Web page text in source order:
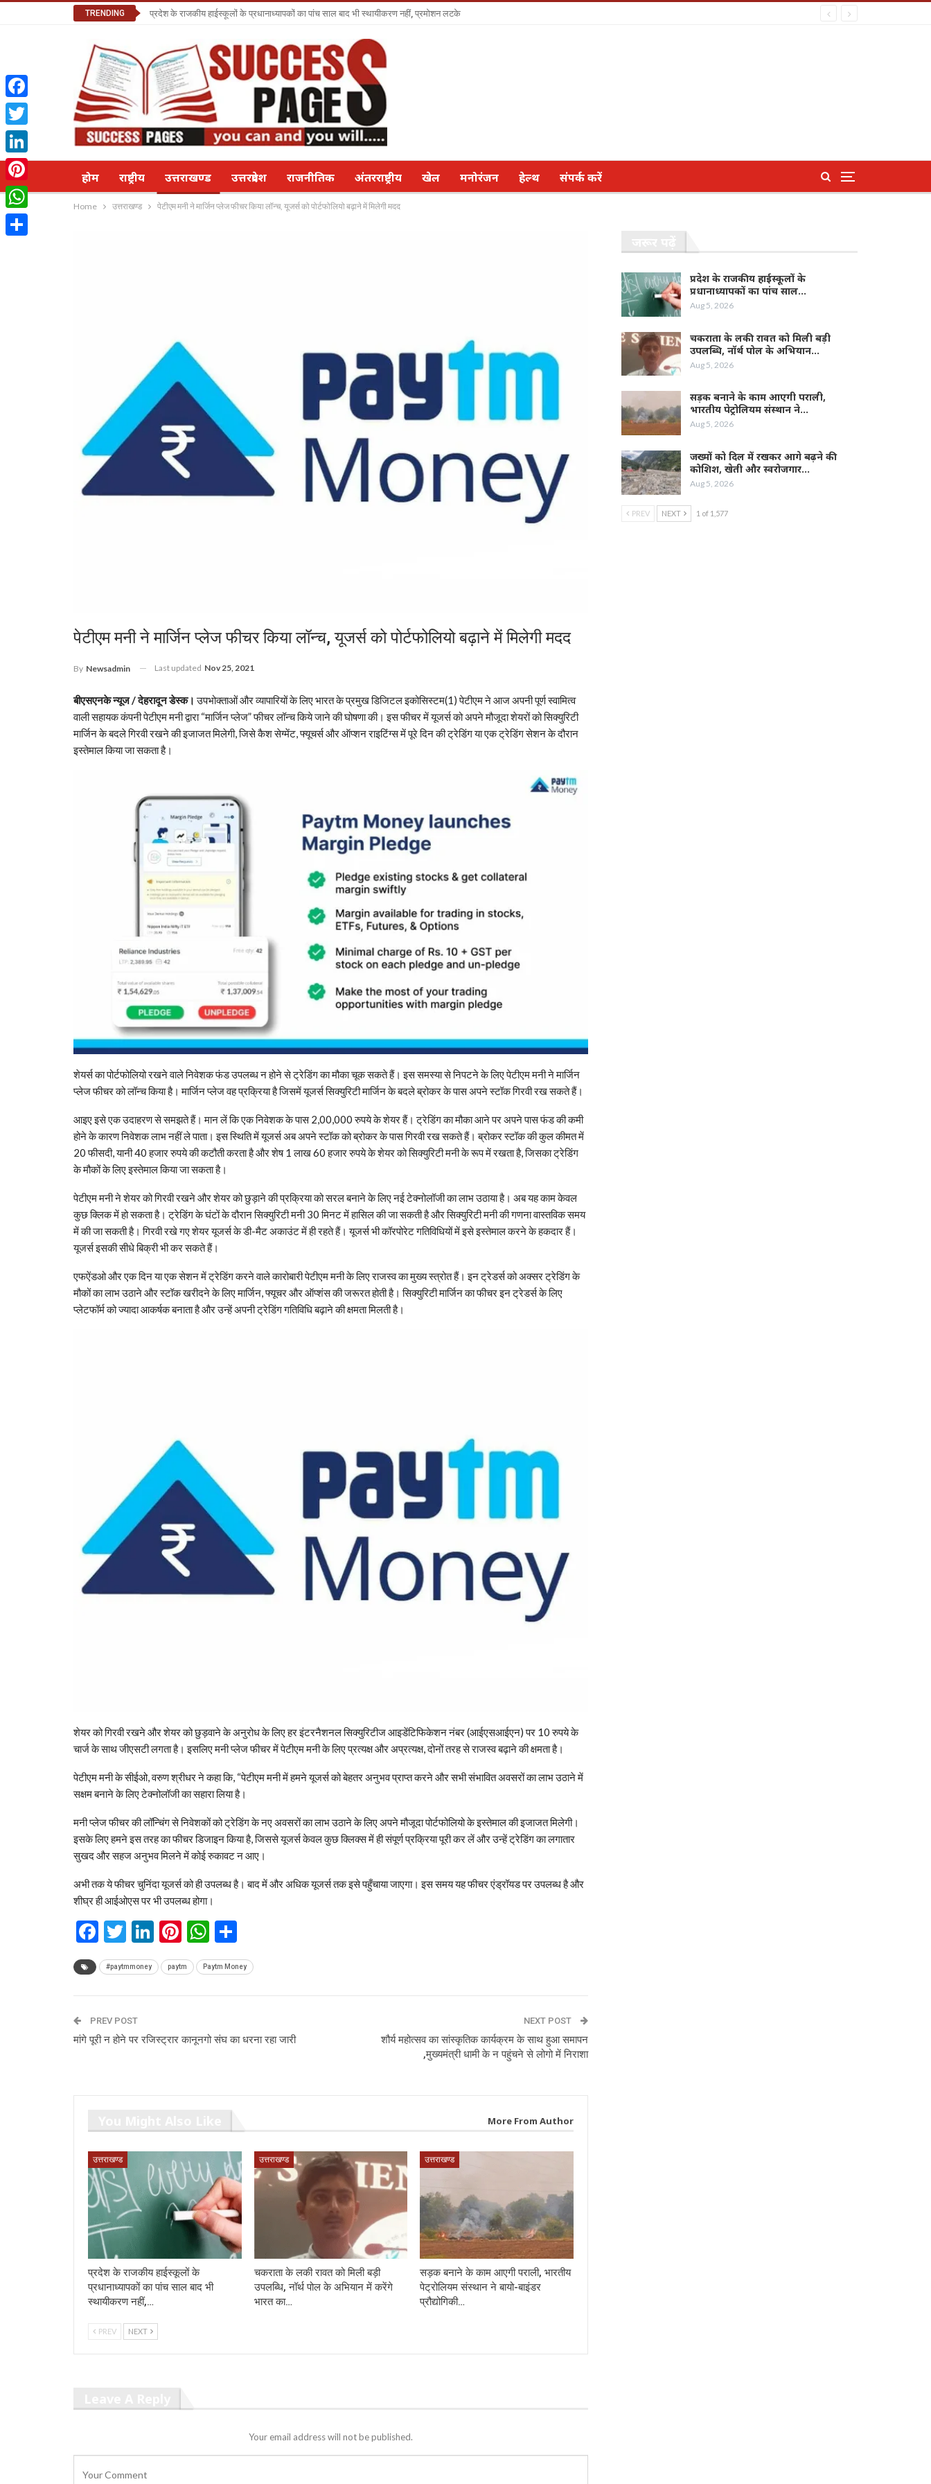
TRENDING प्रदेश के राजकीय हाईस्कूलों के प्रधानाध्यापकों का पांच साल बाद भी स्थायीकरण नहीं, प्रमोशन लटके
होम राष्ट्रीय उत्तराखण्ड उत्तरप्रदेश राजनीतिक अंतरराष्ट्रीय खेल मनोरंजन हेल्थ संपर्क करें
Home उत्तराखण्ड पेटीएम मनी ने मार्जिन प्लेज फीचर किया लॉन्च, यूजर्स को पोर्टफोलियो बढ़ाने में मिलेगी मदद
पेटीएम मनी ने मार्जिन प्लेज फीचर किया लॉन्च, यूजर्स को पोर्टफोलियो बढ़ाने में मिलेगी मदद
By Newsadmin Last updated Nov 25, 2021
बीएसएनके न्यूज / देहरादून डेस्क। उपभोक्ताओं और व्यापारियों के लिए भारत के प्रमुख डिजिटल इकोसिस्टम(1) पेटीएम ने आज अपनी पूर्ण स्वामित्व
वाली सहायक कंपनी पेटीएम मनी द्वारा “मार्जिन प्लेज” फीचर लॉन्च किये जाने की घोषणा की। इस फीचर में यूजर्स को अपने मौजूदा शेयरों को सिक्युरिटी
मार्जिन के बदले गिरवी रखने की इजाजत मिलेगी, जिसे कैश सेग्मेंट, फ्यूचर्स और ऑप्शन राइटिंग्स में पूरे दिन की ट्रेडिंग या एक ट्रेडिंग सेशन के दौरान
इस्तेमाल किया जा सकता है।
शेयर्स का पोर्टफोलियो रखने वाले निवेशक फंड उपलब्ध न होने से ट्रेडिंग का मौका चूक सकते हैं। इस समस्या से निपटने के लिए पेटीएम मनी ने मार्जिन
प्लेज फीचर को लॉन्च किया है। मार्जिन प्लेज वह प्रक्रिया है जिसमें यूजर्स सिक्युरिटी मार्जिन के बदले ब्रोकर के पास अपने स्टॉक गिरवी रख सकते हैं।
आइए इसे एक उदाहरण से समझते हैं। मान लें कि एक निवेशक के पास 2,00,000 रुपये के शेयर हैं। ट्रेडिंग का मौका आने पर अपने पास फंड की कमी
होने के कारण निवेशक लाभ नहीं ले पाता। इस स्थिति में यूजर्स अब अपने स्टॉक को ब्रोकर के पास गिरवी रख सकते हैं। ब्रोकर स्टॉक की कुल कीमत में
20 फीसदी, यानी 40 हजार रुपये की कटौती करता है और शेष 1 लाख 60 हजार रुपये के शेयर को सिक्युरिटी मनी के रूप में रखता है, जिसका ट्रेडिंग
के मौकों के लिए इस्तेमाल किया जा सकता है।
पेटीएम मनी ने शेयर को गिरवी रखने और शेयर को छुड़ाने की प्रक्रिया को सरल बनाने के लिए नई टेक्नोलॉजी का लाभ उठाया है। अब यह काम केवल
कुछ क्लिक में हो सकता है। ट्रेडिंग के घंटों के दौरान सिक्युरिटी मनी 30 मिनट में हासिल की जा सकती है और सिक्युरिटी मनी की गणना वास्तविक समय
में की जा सकती है। गिरवी रखे गए शेयर यूजर्स के डी-मैट अकाउंट में ही रहते हैं। यूजर्स भी कॉरपोरेट गतिविधियों में इसे इस्तेमाल करने के हकदार हैं।
यूजर्स इसकी सीधे बिक्री भी कर सकते हैं।
एफऐंडओ और एक दिन या एक सेशन में ट्रेडिंग करने वाले कारोबारी पेटीएम मनी के लिए राजस्व का मुख्य स्त्रोत हैं। इन ट्रेडर्स को अक्सर ट्रेडिंग के
मौकों का लाभ उठाने और स्टॉक खरीदने के लिए मार्जिन, फ्यूचर और ऑप्शंस की जरूरत होती है। सिक्युरिटी मार्जिन का फीचर इन ट्रेडर्स के लिए
प्लेटफॉर्म को ज्यादा आकर्षक बनाता है और उन्हें अपनी ट्रेडिंग गतिविधि बढ़ाने की क्षमता मिलती है।
शेयर को गिरवी रखने और शेयर को छुड़वाने के अनुरोध के लिए हर इंटरनैशनल सिक्युरिटीज आइडेंटिफिकेशन नंबर (आईएसआईएन) पर 10 रुपये के
चार्ज के साथ जीएसटी लगता है। इसलिए मनी प्लेज फीचर में पेटीएम मनी के लिए प्रत्यक्ष और अप्रत्यक्ष, दोनों तरह से राजस्व बढ़ाने की क्षमता है।
पेटीएम मनी के सीईओ, वरुण श्रीधर ने कहा कि, “पेटीएम मनी में हमने यूजर्स को बेहतर अनुभव प्राप्त करने और सभी संभावित अवसरों का लाभ उठाने में
सक्षम बनाने के लिए टेक्नोलॉजी का सहारा लिया है।
मनी प्लेज फीचर की लॉन्चिंग से निवेशकों को ट्रेडिंग के नए अवसरों का लाभ उठाने के लिए अपने मौजूदा पोर्टफोलियो के इस्तेमाल की इजाजत मिलेगी।
इसके लिए हमने इस तरह का फीचर डिजाइन किया है, जिससे यूजर्स केवल कुछ क्लिक्स में ही संपूर्ण प्रक्रिया पूरी कर लें और उन्हें ट्रेडिंग का लगातार
सुखद और सहज अनुभव मिलने में कोई रुकावट न आए।
अभी तक ये फीचर चुनिंदा यूजर्स को ही उपलब्ध है। बाद में और अधिक यूजर्स तक इसे पहुँचाया जाएगा। इस समय यह फीचर एंड्रॉयड पर उपलब्ध है और
शीघ्र ही आईओएस पर भी उपलब्ध होगा।
Facebook
Twitter
LinkedIn
Pinterest
WhatsApp
#paytmmoney paytm Paytm Money
PREV POST
मांगे पूरी न होने पर रजिस्ट्रार कानूनगो संघ का धरना रहा जारी
NEXT POST
शौर्य महोत्सव का सांस्कृतिक कार्यक्रम के साथ हुआ समापन
,मुख्यमंत्री धामी के न पहुंचने से लोगो में निराशा
More From Author
उत्तराखण्ड
प्रदेश के राजकीय हाईस्कूलों के
प्रधानाध्यापकों का पांच साल बाद भी
स्थायीकरण नहीं,…
उत्तराखण्ड
चकराता के लकी रावत को मिली बड़ी
उपलब्धि, नॉर्थ पोल के अभियान में करेंगे
भारत का…
उत्तराखण्ड
सड़क बनाने के काम आएगी पराली, भारतीय
पेट्रोलियम संस्थान ने बायो-बाइंडर
प्रौद्योगिकी…
PREV NEXT
Your email address will not be published.
प्रदेश के राजकीय हाईस्कूलों के
प्रधानाध्यापकों का पांच साल…
Aug 5, 2026
चकराता के लकी रावत को मिली बड़ी
उपलब्धि, नॉर्थ पोल के अभियान…
Aug 5, 2026
सड़क बनाने के काम आएगी पराली,
भारतीय पेट्रोलियम संस्थान ने…
Aug 5, 2026
जख्मों को दिल में रखकर आगे बढ़ने की
कोशिश, खेती और स्वरोजगार…
Aug 5, 2026
PREV NEXT 1 of 1,577
Facebook
Twitter
LinkedIn
Pinterest
WhatsApp